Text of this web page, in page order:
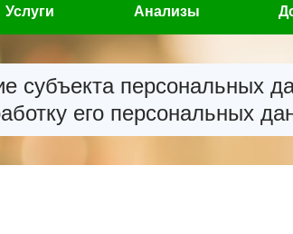
Услуги Анализы
субъекта персональных
его персональных